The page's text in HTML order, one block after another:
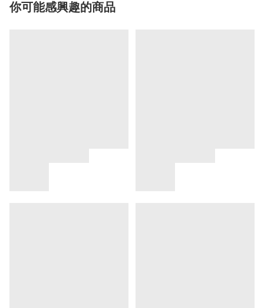
你可能感興趣的商品